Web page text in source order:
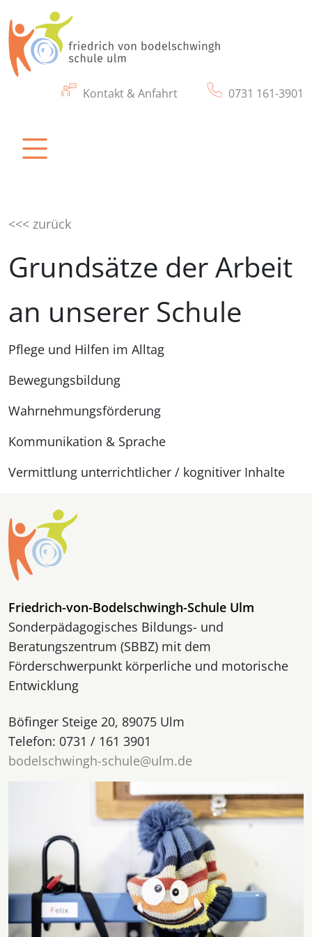
Kontakt & Anfahrt 0731 161-3901
körperlichen & motorischen Beeinträchtigung
<<< zurück
Grundsätze der Arbeit
an unserer Schule
Pflege und Hilfen im Alltag
Bewegungsbildung
Wahrnehmungsförderung
Kommunikation & Sprache
Vermittlung unterrichtlicher / kognitiver Inhalte
Friedrich-von-Bodelschwingh-Schule Ulm
Sonderpädagogisches Bildungs- und
Beratungszentrum (SBBZ) mit dem
Förderschwerpunkt körperliche und motorische
Entwicklung
Böfinger Steige 20, 89075 Ulm
Telefon: 0731 / 161 3901
bodelschwingh-schule@ulm.de